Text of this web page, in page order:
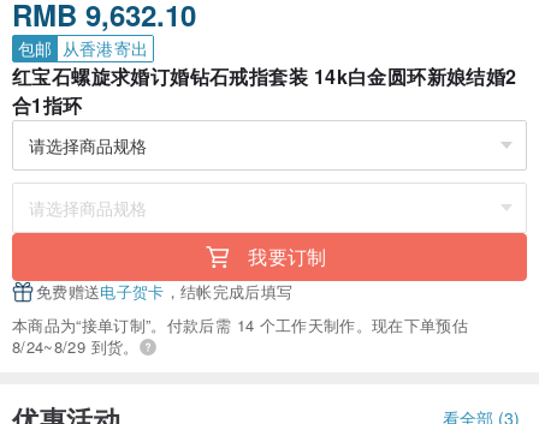
RMB 9,632.10
包邮 从香港寄出
红宝石螺旋求婚订婚钻石戒指套装 14k白金圆环新娘结婚2
合1指环
我要订制
免费赠送电子贺卡 ，结帐完成后填写
本商品为“接单订制”。付款后需 14 个工作天制作。现在下单预估
8/24~8/29 到货。
看全部 (3)